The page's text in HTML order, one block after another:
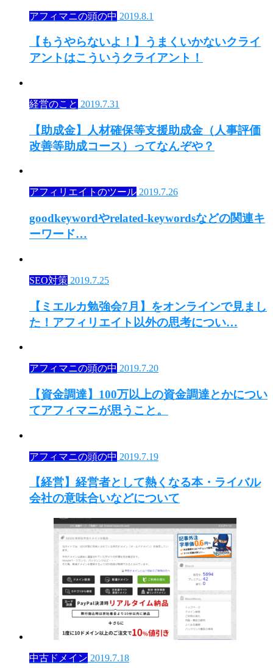
アフィマニの頭の中 2019.8.1
【もうやらないよ！】うまくいかないクライ
アントはこういうクライアント！
経営のこと 2019.7.31
【助成金】人材確保等支援助成金（人事評価
改善等助成コース）ってなんぞや？
アフィリエイトのツール 2019.7.26
goodkeywordやrelated-keywordsなどの関連キ
ーワード…
SEO対策 2019.7.25
【ミエルカ勉強会7月】をオンラインで見まし
た！アフィリエイト以外の思考につい…
アフィマニの頭の中 2019.7.20
【資金調達】100万以上の資金調達とかについ
てアフィマニが思うこと。
アフィマニの頭の中 2019.7.19
【経営】経営者として熱くなる本・ライバル
会社の意味合いなどについて
中古ドメイン 2019.7.18